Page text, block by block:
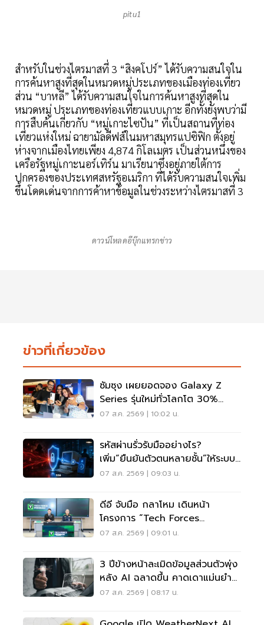
pitu1
สำหรับในช่วงไตรมาสที่ 3 “สิงคโปร์” ได้รับความสนใจใน
การค้นหาสูงที่สุดในหมวดหมู่ประเภทของเมืองท่องเที่ยว
ส่วน “บาหลี” ได้รับความสนใจในการค้นหาสูงที่สุดใน
หมวดหมู่ ประเภทของท่องเที่ยวแบบเกาะ อีกทั้งยังพบว่ามี
การสืบค้นเกี่ยวกับ “หมู่เกาะไซปัน” ที่เป็นสถานที่ท่อง
เที่ยวแห่งใหม่ ฉายามัลดีฟส์ในมหาสมุทรแปซิฟิก ตั้งอยู่
ห่างจากเมืองไทยเพียง 4,874 กิโลเมตร เป็นส่วนหนึ่งของ
เครือรัฐหมู่เกาะนอร์เทิร์น มาเรียนาซึ่งอยู่ภายใต้การ
ปกครองของประเทศสหรัฐอเมริกา ที่ได้รับความสนใจเพิ่ม
ขึ้นโดดเด่นจากการค้าหาข้อมูลในช่วงระหว่างไตรมาสที่ 3
ดาวน์โหลดอีบุ๊กแทรกข่าว
ข่าวที่เกี่ยวข้อง
ซัมซุง เผยยอดจอง Galaxy Z
Series รุ่นใหม่ทั่วโลกโต 30%
เกาหลีใต้แตะ 1.44 ล้านเครื่อง
07 ส.ค. 2569 | 10:02 น.
รหัสผ่านรั่วรับมืออย่างไร?
เพิ่ม“ยืนยันตัวตนหลายชั้น”ให้ระบบ
เดิม ไม่ต้องรื้อใหม่
07 ส.ค. 2569 | 09:03 น.
ดีอี จับมือ กลาโหม เดินหน้า
โครงการ “Tech Forces
Program”
07 ส.ค. 2569 | 09:01 น.
3 ปีข้างหน้าละเมิดข้อมูลส่วนตัวพุ่ง
หลัง AI ฉลาดขึ้น คาดเดาแม่นยำ
กว่าเดิม
07 ส.ค. 2569 | 08:17 น.